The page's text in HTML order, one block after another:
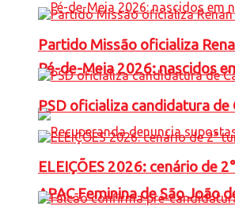
Pé-de-Meia 2026: nascidos
APAC Feminina de São João
Partido Missão oficializa
PSD oficializa candidatura de
ELEIÇÕES 2026: cenário de